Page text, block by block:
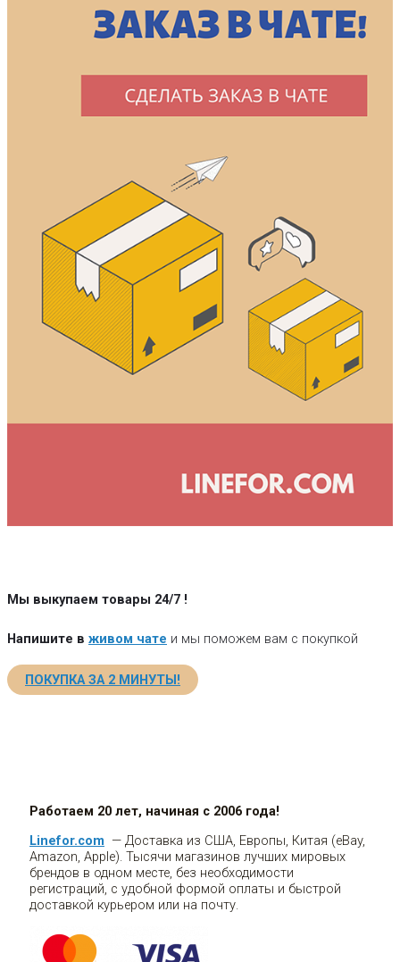
Мы выкупаем товары 24/7 !
Напишите в живом чате и мы поможем вам с покупкой
ПОКУПКА ЗА 2 МИНУТЫ!
Работаем 20 лет, начиная с 2006 года!
Linefor.com — Доставка из США, Европы, Китая (eBay,
Amazon, Apple). Тысячи магазинов лучших мировых
брендов в одном месте, без необходимости
регистраций, с удобной формой оплаты и быстрой
доставкой курьером или на почту.